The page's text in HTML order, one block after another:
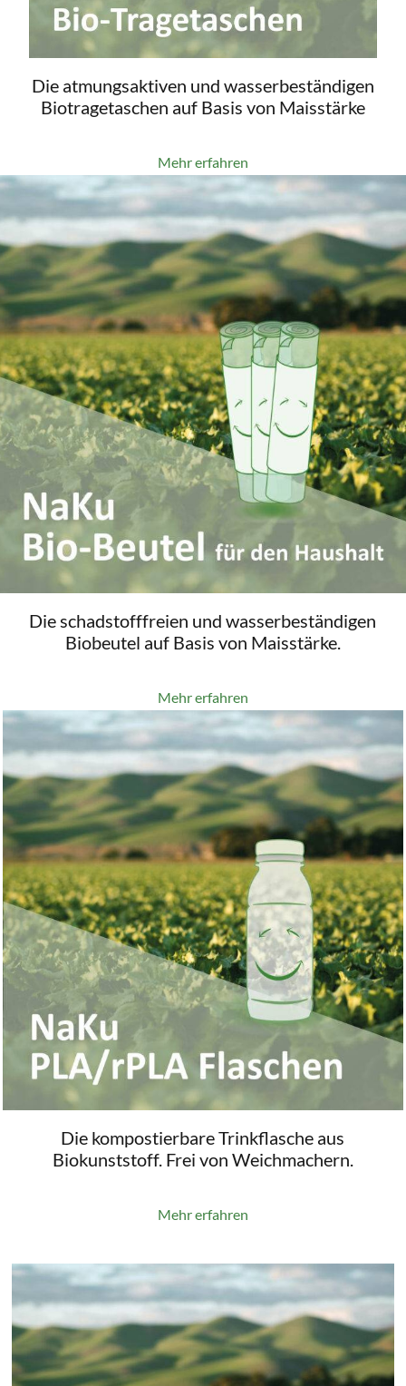
Die atmungsaktiven und wasserbeständigen
Biotragetaschen auf Basis von Maisstärke
Mehr erfahren
Die schadstofffreien und wasserbeständigen
Biobeutel auf Basis von Maisstärke.
Mehr erfahren
Die kompostierbare Trinkflasche aus
Biokunststoff. Frei von Weichmachern.
Mehr erfahren